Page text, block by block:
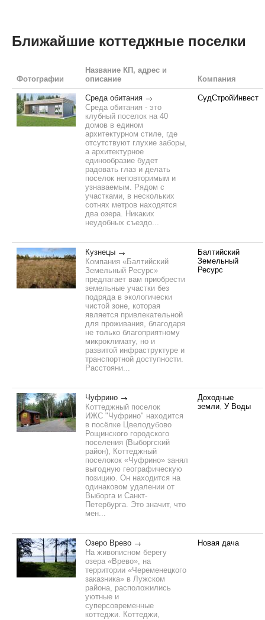
Ближайшие коттеджные поселки
Фотографии
Название КП, адрес и
описание
Компания
Среда обитания
Среда обитания - это
клубный поселок на 40
домов в едином
архитектурном стиле, где
отсутствуют глухие заборы,
а архитектурное
единообразие будет
радовать глаз и делать
поселок неповторимым и
узнаваемым. Рядом с
участками, в нескольких
сотнях метров находятся
два озера. Никаких
неудобных съездо...
СудСтройИнвест
Кузнецы
Компания «Балтийский
Земельный Ресурс»
предлагает вам приобрести
земельные участки без
подряда в экологически
чистой зоне, которая
является привлекательной
для проживания, благодаря
не только благоприятному
микроклимату, но и
развитой инфраструктуре и
транспортной доступности.
Расстояни...
Балтийский
Земельный
Ресурс
Чуфрино
Коттеджный поселок
ИЖС "Чуфрино" находится
в посёлке Цвелодубово
Рощинского городского
поселения (Выборгский
район), Коттеджный
поселокок «Чуфрино» занял
выгодную географическую
позицию. Он находится на
одинаковом удалении от
Выборга и Санкт-
Петербурга. Это значит, что
мен...
Доходные
земли, У Воды
Озеро Врево
На живописном берегу
озера «Врево», на
территории «Череменецкого
заказника» в Лужском
района, расположились
уютные и
суперсовременные
коттеджи. Коттеджи,
Новая дача